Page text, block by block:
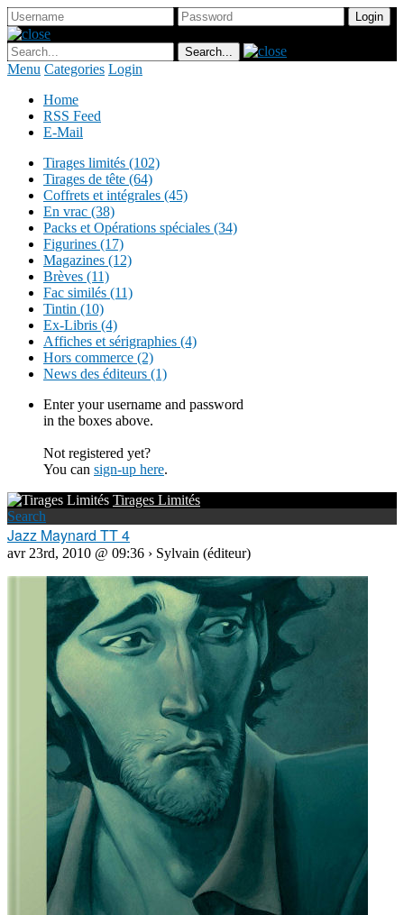
Menu Categories Login
Home
RSS Feed
E-Mail
Tirages limités (102)
Tirages de tête (64)
Coffrets et intégrales (45)
En vrac (38)
Packs et Opérations spéciales (34)
Figurines (17)
Magazines (12)
Brèves (11)
Fac similés (11)
Tintin (10)
Ex-Libris (4)
Affiches et sérigraphies (4)
Hors commerce (2)
News des éditeurs (1)
Enter your username and password
in the boxes above.
Not registered yet?
You can sign-up here.
Tirages Limités
Search
Jazz Maynard TT 4
avr 23rd, 2010 @ 09:36 › Sylvain (éditeur)